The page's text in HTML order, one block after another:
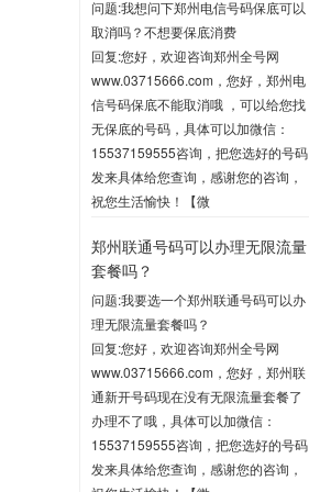
问题:我想问下郑州电信号码保底可以
取消吗？不想要保底消费
回复:您好，欢迎咨询郑州全号网
www.03715666.com，您好，郑州电
信号码保底不能取消哦 ，可以给您找
无保底的号码，具体可以加微信：
15537159555咨询，把您选好的号码
发来具体给您查询，感谢您的咨询，
祝您生活愉快！【微
2020-06-03 10:04
郑州联通号码可以办理无限流量
套餐吗？
问题:我要选一个郑州联通号码可以办
理无限流量套餐吗？
回复:您好，欢迎咨询郑州全号网
www.03715666.com，您好，郑州联
通新开号码现在没有无限流量套餐了
办理不了哦，具体可以加微信：
15537159555咨询，把您选好的号码
发来具体给您查询，感谢您的咨询，